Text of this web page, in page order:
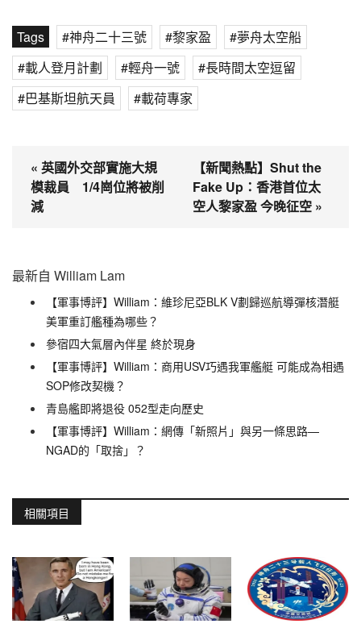
Tags 神舟二十三號 黎家盈
夢舟太空船
載人登月計劃
輕舟一號
長時間太空逗留
巴基斯坦航天員
載荷專家
« 英國外交部實施大規
模裁員 1/4崗位將被削
減
【新聞熱點】Shut the
Fake Up：香港首位太
空人黎家盈 今晚征空 »
最新自 William Lam
【軍事博評】William：維珍尼亞BLK V劃歸巡航導彈核潛艇
美軍重訂艦種為哪些？
參宿四大氣層內伴星 終於現身
【軍事博評】William：商用USV巧遇我軍艦艇 可能成為相遇
SOP修改契機？
青島艦即將退役 052型走向歷史
【軍事博評】William：網傳「新照片」與另一條思路—
NGAD的「取捨」？
相關項目